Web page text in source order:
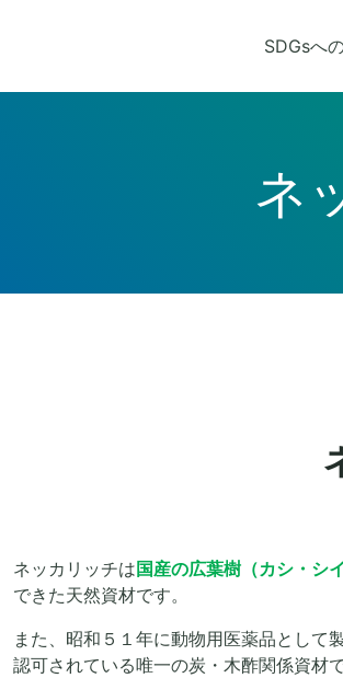
SDGsへ
ネ
ネッカリッチは 国産の広葉樹（カシ・シ
できた天然資材です。
また、昭和５１年に動物用医薬品として
認可されている唯一の炭・木酢関係資材で